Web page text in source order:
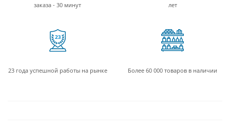
заказа - 30 минут
лет
23 года успешной работы на рынке Более 60 000 товаров в наличии